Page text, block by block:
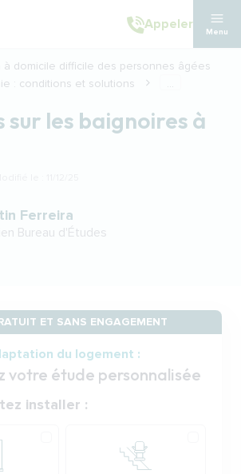
Appeler
Menu
à domicile difficile des personnes âgées
: conditions et solutions
...
sur les baignoires à
Ferreira
Bureau d'Études
ET SANS ENGAGEMENT
du logement :
votre étude personnalisée
installer :